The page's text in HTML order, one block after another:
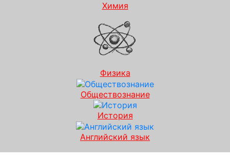
Химия
Физика
Обществознание
История
Английский язык